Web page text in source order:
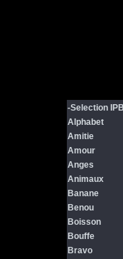
-Selection
Alphabet
Amitie
Amour
Anges
Animaux
Banane
Benou
Boisson
Bouffe
Bravo